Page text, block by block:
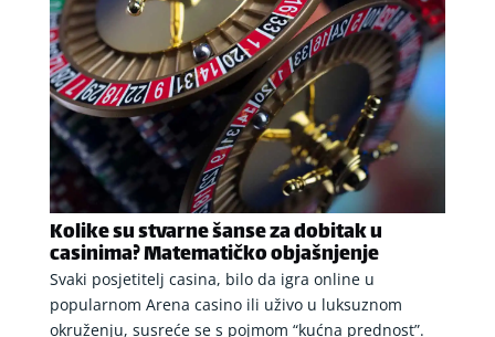
Kolike su stvarne šanse za dobitak u
casinima? Matematičko objašnjenje
Svaki posjetitelj casina, bilo da igra online u
popularnom Arena casino ili uživo u luksuznom
okruženju, susreće se s pojmom “kućna prednost”.